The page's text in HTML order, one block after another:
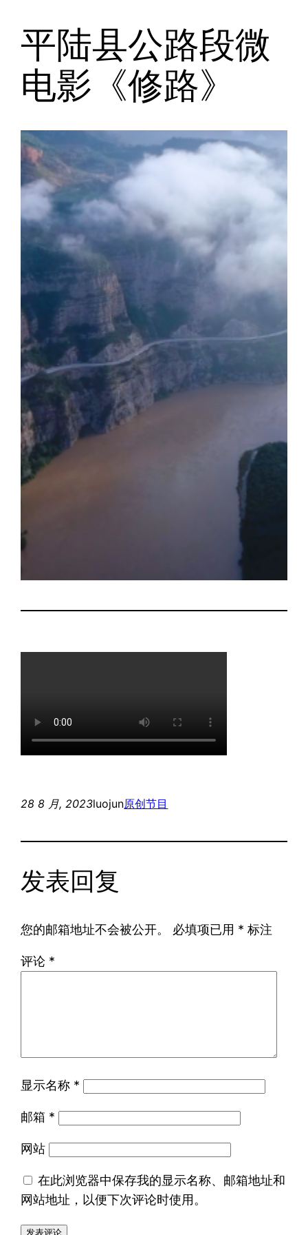
平陆县公路段微
电影《修路》
28 8 月, 2023luojun原创节目
发表回复
您的邮箱地址不会被公开。 必填项已用 * 标注
评论 *
显示名称 *
邮箱 *
网站
在此浏览器中保存我的显示名称、邮箱地址和
网站地址，以便下次评论时使用。